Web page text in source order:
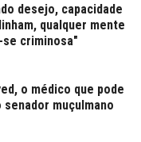
desejo, capacidade
qualquer mente
se criminosa"
o médico que pode
muçulmano